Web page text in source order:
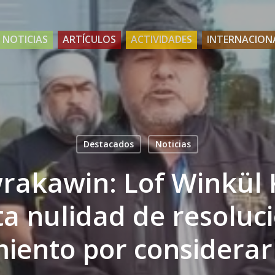
NOTICIAS ARTÍCULOS ACTIVIDADES
Destacados Noticias
Lof Winkül
nulidad de
por